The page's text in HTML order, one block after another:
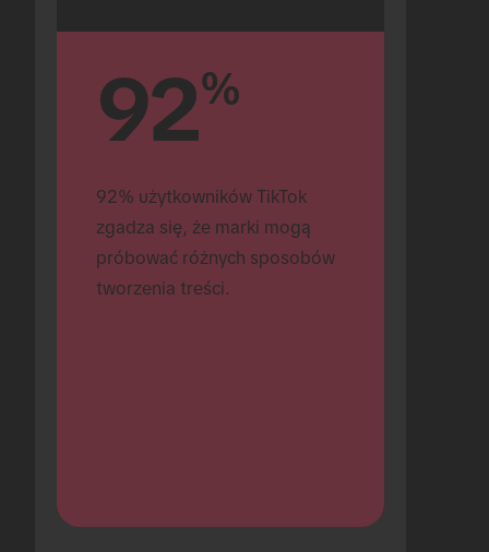
92%
92% użytkowników TikTok
zgadza się, że marki mogą
próbować różnych sposobów
tworzenia treści.